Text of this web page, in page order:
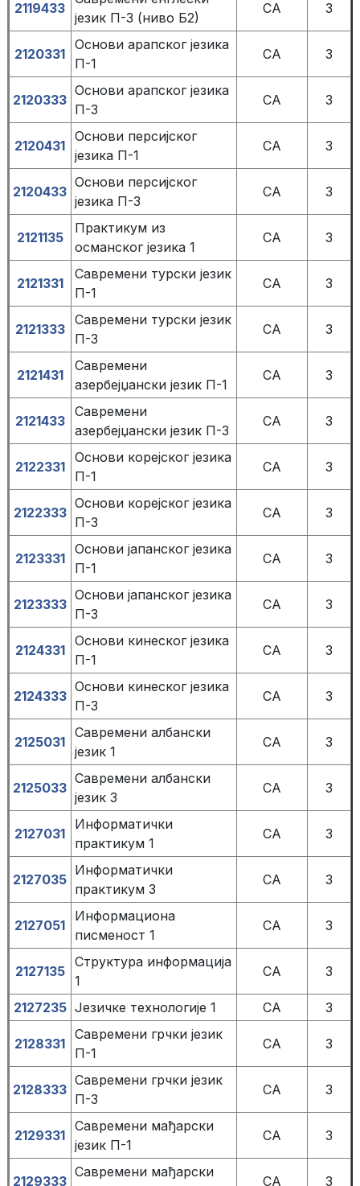
2119433
језик П-3 (ниво Б2)
СА 3
2120331
Основи арапског језика
П-1
СА 3
2120333
Основи арапског језика
П-3
СА 3
2120431
Основи персијског
језика П-1
СА 3
2120433
Основи персијског
језика П-3
СА 3
2121135
Практикум из
османског језика 1
СА 3
2121331
Савремени турски језик
П-1
СА 3
2121333
Савремени турски језик
П-3
СА 3
2121431
Савремени
азербејџански језик П-1
СА 3
2121433
Савремени
азербејџански језик П-3
СА 3
2122331
Основи корејског језика
П-1
СА 3
2122333
Основи корејског језика
П-3
СА 3
2123331
Основи јапанског језика
П-1
СА 3
2123333
Основи јапанског језика
П-3
СА 3
2124331
Основи кинеског језика
П-1
СА 3
2124333
Основи кинеског језика
П-3
СА 3
2125031
Савремени албански
језик 1
СА 3
2125033
Савремени албански
језик 3
СА 3
2127031
Информатички
практикум 1
СА 3
2127035
Информатички
практикум 3
СА 3
2127051
Информациона
писменост 1
СА 3
2127135
Структура информација
1
СА 3
2127235 Језичке технологије 1 СА 3
2128331
Савремени грчки језик
П-1
СА 3
2128333
Савремени грчки језик
П-3
СА 3
2129331
Савремени мађарски
језик П-1
СА 3
2129333
Савремени мађарски
СА 3